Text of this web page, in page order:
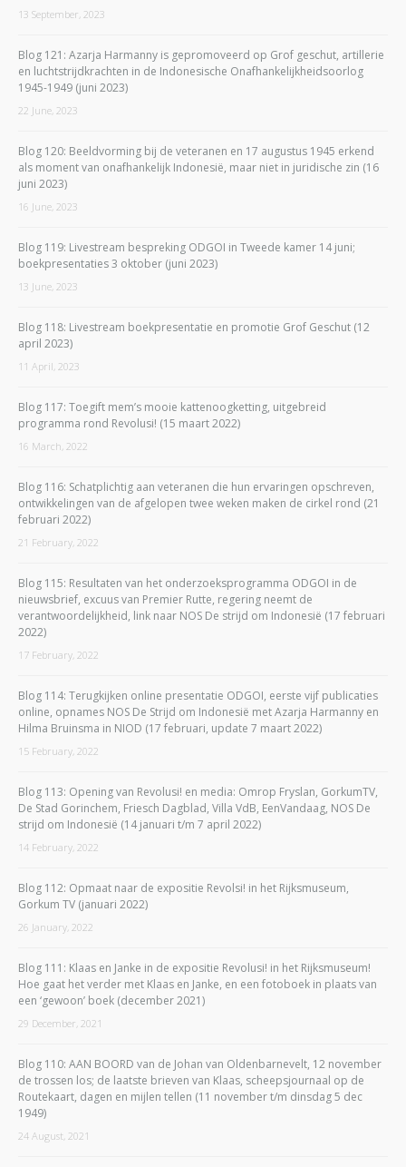
13 September, 2023
Blog 121: Azarja Harmanny is gepromoveerd op Grof geschut, artillerie
en luchtstrijdkrachten in de Indonesische Onafhankelijkheidsoorlog
1945-1949 (juni 2023)
22 June, 2023
Blog 120: Beeldvorming bij de veteranen en 17 augustus 1945 erkend
als moment van onafhankelijk Indonesië, maar niet in juridische zin (16
juni 2023)
16 June, 2023
Blog 119: Livestream bespreking ODGOI in Tweede kamer 14 juni;
boekpresentaties 3 oktober (juni 2023)
13 June, 2023
Blog 118: Livestream boekpresentatie en promotie Grof Geschut (12
april 2023)
11 April, 2023
Blog 117: Toegift mem’s mooie kattenoogketting, uitgebreid
programma rond Revolusi! (15 maart 2022)
16 March, 2022
Blog 116: Schatplichtig aan veteranen die hun ervaringen opschreven,
ontwikkelingen van de afgelopen twee weken maken de cirkel rond (21
februari 2022)
21 February, 2022
Blog 115: Resultaten van het onderzoeksprogramma ODGOI in de
nieuwsbrief, excuus van Premier Rutte, regering neemt de
verantwoordelijkheid, link naar NOS De strijd om Indonesië (17 februari
2022)
17 February, 2022
Blog 114: Terugkijken online presentatie ODGOI, eerste vijf publicaties
online, opnames NOS De Strijd om Indonesië met Azarja Harmanny en
Hilma Bruinsma in NIOD (17 februari, update 7 maart 2022)
15 February, 2022
Blog 113: Opening van Revolusi! en media: Omrop Fryslan, GorkumTV,
De Stad Gorinchem, Friesch Dagblad, Villa VdB, EenVandaag, NOS De
strijd om Indonesië (14 januari t/m 7 april 2022)
14 February, 2022
Blog 112: Opmaat naar de expositie Revolsi! in het Rijksmuseum,
Gorkum TV (januari 2022)
26 January, 2022
Blog 111: Klaas en Janke in de expositie Revolusi! in het Rijksmuseum!
Hoe gaat het verder met Klaas en Janke, en een fotoboek in plaats van
een ‘gewoon’ boek (december 2021)
29 December, 2021
Blog 110: AAN BOORD van de Johan van Oldenbarnevelt, 12 november
de trossen los; de laatste brieven van Klaas, scheepsjournaal op de
Routekaart, dagen en mijlen tellen (11 november t/m dinsdag 5 dec
1949)
24 August, 2021